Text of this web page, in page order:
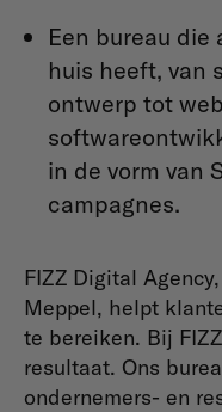
Een bureau
huis heeft, van
ontwerp tot
in de vorm van
campagnes.
FIZZ Digital
Meppel, helpt
te bereiken. Bij
resultaat. Ons
ondernemers- en